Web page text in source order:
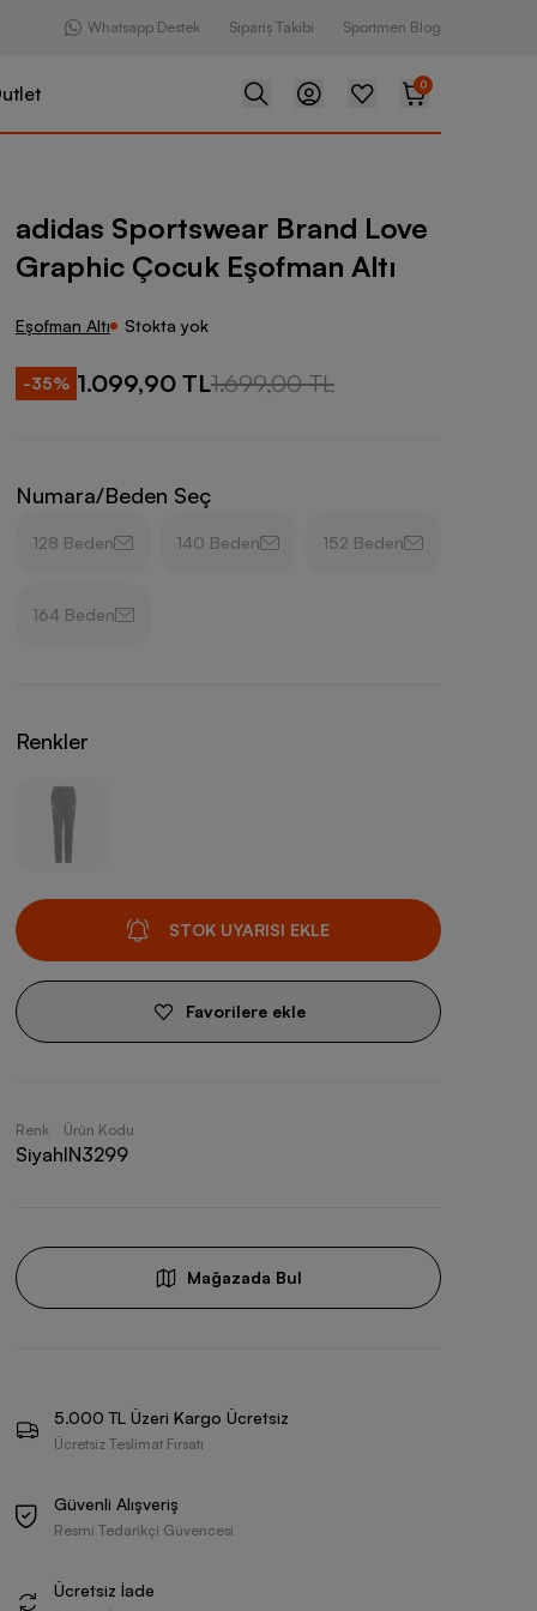
Whatsapp Destek Sipariş Takibi Sportmen Blog
0
Brand Love Graphic Çocuk Eşofman Altı
adidas Sportswear Brand Love
Graphic Çocuk Eşofman Altı
Eşofman Altı Stokta yok
-35% 1.099,90 TL1.699,00 TL
Numara/Beden Seç
128 Beden 140 Beden 152 Beden
164 Beden
Renkler
STOK UYARISI EKLE
Favorilere ekle
Renk
Siyah
Ürün Kodu
IN3299
Mağazada Bul
5.000 TL Üzeri Kargo Ücretsiz
Ücretsiz Teslimat Fırsatı
Güvenli Alışveriş
Resmi Tedarikçi Güvencesi
Ücretsiz İade